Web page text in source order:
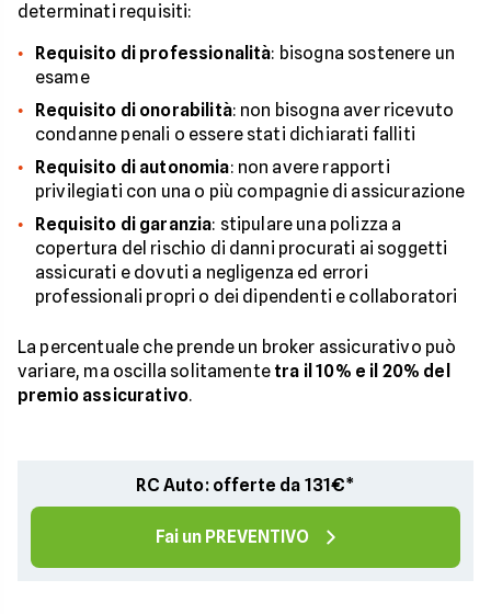
determinati requisiti:
Requisito di professionalità: bisogna sostenere un
esame
Requisito di onorabilità: non bisogna aver ricevuto
condanne penali o essere stati dichiarati falliti
Requisito di autonomia: non avere rapporti
privilegiati con una o più compagnie di assicurazione
Requisito di garanzia: stipulare una polizza a
copertura del rischio di danni procurati ai soggetti
assicurati e dovuti a negligenza ed errori
professionali propri o dei dipendenti e collaboratori
La percentuale che prende un broker assicurativo può
variare, ma oscilla solitamente tra il 10% e il 20% del
premio assicurativo.
RC Auto: offerte da 131€*
Fai un PREVENTIVO